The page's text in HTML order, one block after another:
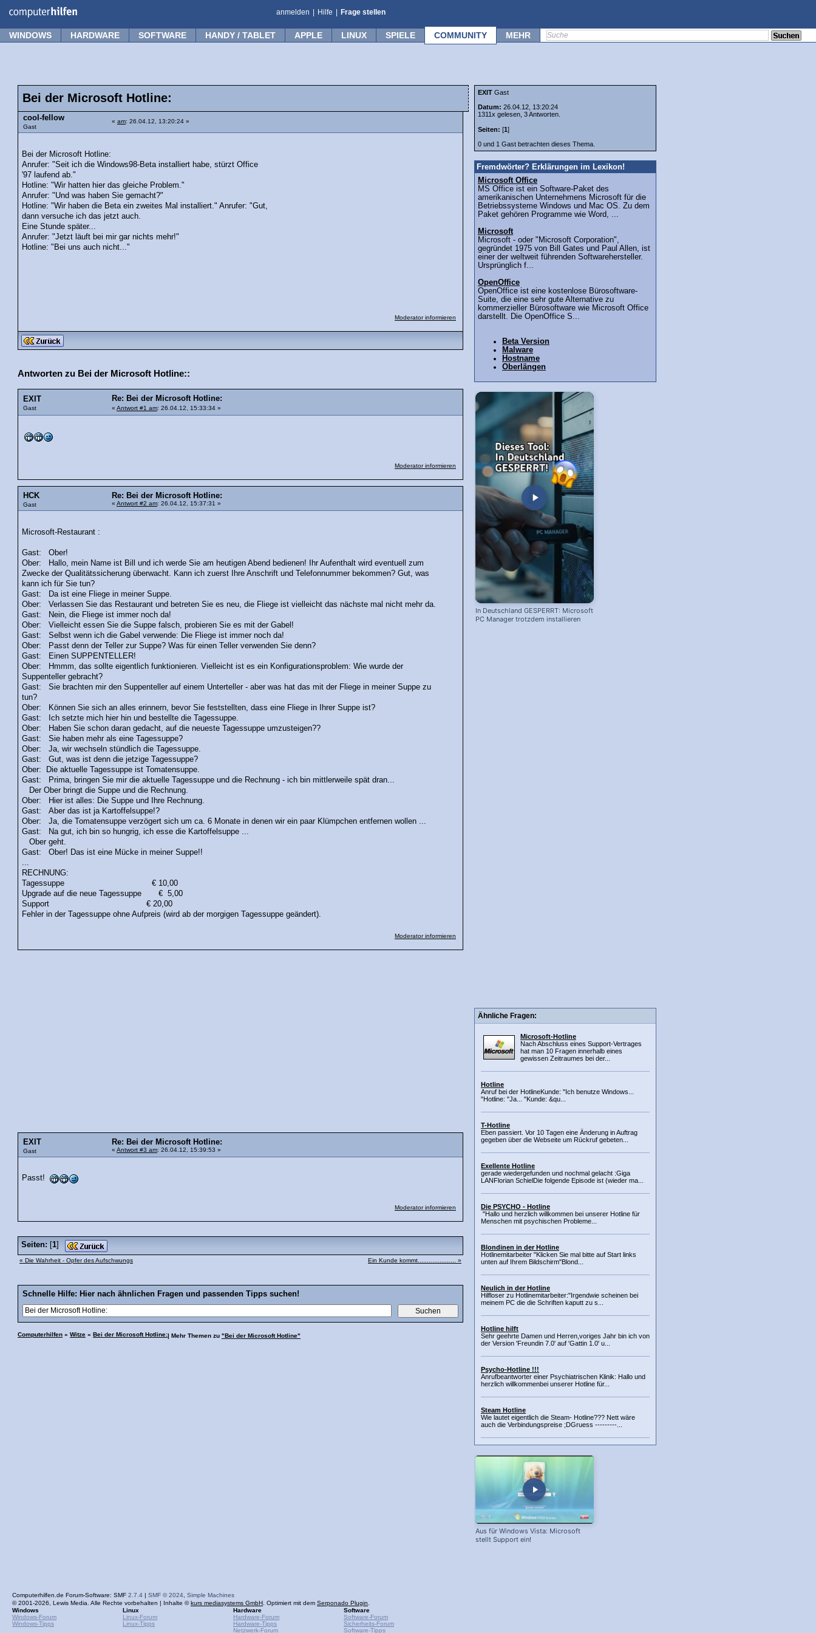
anmelden Hilfe Frage stellen
WINDOWS HARDWARE SOFTWARE HANDY / TABLET APPLE LINUX SPIELE COMMUNITY MEHR
Bei der Microsoft Hotline:
cool-fellow
Gast
« am: 26.04.12, 13:20:24 »
Bei der Microsoft Hotline:
Anrufer: "Seit ich die Windows98-Beta installiert habe, stürzt Office
'97 laufend ab."
Hotline: "Wir hatten hier das gleiche Problem."
Anrufer: "Und was haben Sie gemacht?"
Hotline: "Wir haben die Beta ein zweites Mal installiert." Anrufer: "Gut,
dann versuche ich das jetzt auch.
Eine Stunde später...
Anrufer: "Jetzt läuft bei mir gar nichts mehr!"
Hotline: "Bei uns auch nicht..."
Moderator informieren
Antworten zu Bei der Microsoft Hotline::
EXIT
Gast
Re: Bei der Microsoft Hotline:
« Antwort #1 am: 26.04.12, 15:33:34 »
Moderator informieren
HCK
Gast
Re: Bei der Microsoft Hotline:
« Antwort #2 am: 26.04.12, 15:37:31 »
Microsoft-Restaurant :
Gast: Ober!
Ober: Hallo, mein Name ist Bill und ich werde Sie am heutigen Abend bedienen! Ihr Aufenthalt wird eventuell zum
Zwecke der Qualitätssicherung überwacht. Kann ich zuerst Ihre Anschrift und Telefonnummer bekommen? Gut, was
kann ich für Sie tun?
Gast: Da ist eine Fliege in meiner Suppe.
Ober: Verlassen Sie das Restaurant und betreten Sie es neu, die Fliege ist vielleicht das nächste mal nicht mehr da.
Gast: Nein, die Fliege ist immer noch da!
Ober: Vielleicht essen Sie die Suppe falsch, probieren Sie es mit der Gabel!
Gast: Selbst wenn ich die Gabel verwende: Die Fliege ist immer noch da!
Ober: Passt denn der Teller zur Suppe? Was für einen Teller verwenden Sie denn?
Gast: Einen SUPPENTELLER!
Ober: Hmmm, das sollte eigentlich funktionieren. Vielleicht ist es ein Konfigurationsproblem: Wie wurde der
Suppenteller gebracht?
Gast: Sie brachten mir den Suppenteller auf einem Unterteller - aber was hat das mit der Fliege in meiner Suppe zu
tun?
Ober: Können Sie sich an alles erinnern, bevor Sie feststellten, dass eine Fliege in Ihrer Suppe ist?
Gast: Ich setzte mich hier hin und bestellte die Tagessuppe.
Ober: Haben Sie schon daran gedacht, auf die neueste Tagessuppe umzusteigen??
Gast: Sie haben mehr als eine Tagessuppe?
Ober: Ja, wir wechseln stündlich die Tagessuppe.
Gast: Gut, was ist denn die jetzige Tagessuppe?
Ober: Die aktuelle Tagessuppe ist Tomatensuppe.
Gast: Prima, bringen Sie mir die aktuelle Tagessuppe und die Rechnung - ich bin mittlerweile spät dran...
Der Ober bringt die Suppe und die Rechnung.
Ober: Hier ist alles: Die Suppe und Ihre Rechnung.
Gast: Aber das ist ja Kartoffelsuppe!?
Ober: Ja, die Tomatensuppe verzögert sich um ca. 6 Monate in denen wir ein paar Klümpchen entfernen wollen ...
Gast: Na gut, ich bin so hungrig, ich esse die Kartoffelsuppe ...
Ober geht.
Gast: Ober! Das ist eine Mücke in meiner Suppe!!
RECHNUNG:
Tagessuppe € 10,00
Upgrade auf die neue Tagessuppe € 5,00
Support € 20,00
Fehler in der Tagessuppe ohne Aufpreis (wird ab der morgigen Tagessuppe geändert).
Moderator informieren
EXIT
Gast
Re: Bei der Microsoft Hotline:
« Antwort #3 am: 26.04.12, 15:39:53 »
Passt!
Moderator informieren
Seiten: [1]
« Die Wahrheit - Opfer des Aufschwungs Ein Kunde kommt..................... »
Schnelle Hilfe: Hier nach ähnlichen Fragen und passenden Tipps suchen!
Computerhilfen » Witze » Bei der Microsoft Hotline:| Mehr Themen zu "Bei der Microsoft Hotline"
EXIT Gast
Datum: 26.04.12, 13:20:24
1311x gelesen, 3 Antworten.
Seiten: [1]
0 und 1 Gast betrachten dieses Thema.
Fremdwörter? Erklärungen im Lexikon!
Microsoft Office
MS Office ist ein Software-Paket des
amerikanischen Unternehmens Microsoft für die
Betriebssysteme Windows und Mac OS. Zu dem
Paket gehören Programme wie Word, ...
Microsoft
Microsoft - oder "Microsoft Corporation",
gegründet 1975 von Bill Gates und Paul Allen, ist
einer der weltweit führenden Softwarehersteller.
Ursprünglich f...
OpenOffice
OpenOffice ist eine kostenlose Bürosoftware-
Suite, die eine sehr gute Alternative zu
kommerzieller Bürosoftware wie Microsoft Office
darstellt. Die OpenOffice S...
Beta Version
Malware
Hostname
Oberlängen
In Deutschland GESPERRT: Microsoft
PC Manager trotzdem installieren
Ähnliche Fragen:
Microsoft-Hotline
Nach Abschluss eines Support-Vertrages
hat man 10 Fragen innerhalb eines
gewissen Zeitraumes bei der...
Hotline
Anruf bei der HotlineKunde: "Ich benutze Windows...
"Hotline: "Ja... "Kunde: &qu...
T-Hotline
Eben passiert. Vor 10 Tagen eine Änderung in Auftrag
gegeben über die Webseite um Rückruf gebeten...
Exellente Hotline
gerade wiedergefunden und nochmal gelacht :Giga
LANFlorian SchielDie folgende Episode ist (wieder ma...
Die PSYCHO - Hotline
"Hallo und herzlich willkommen bei unserer Hotline für
Menschen mit psychischen Probleme...
Blondinen in der Hotline
Hotlinemitarbeiter "Klicken Sie mal bitte auf Start links
unten auf Ihrem Bildschirm"Blond...
Neulich in der Hotline
Hilfloser zu Hotlinemitarbeiter:"Irgendwie scheinen bei
meinem PC die die Schriften kaputt zu s...
Hotline hilft
Sehr geehrte Damen und Herren,voriges Jahr bin ich von
der Version 'Freundin 7.0' auf 'Gattin 1.0' u...
Psycho-Hotline !!!
Anrufbeantworter einer Psychiatrischen Klinik: Hallo und
herzlich willkommenbei unserer Hotline für...
Steam Hotline
Wie lautet eigentlich die Steam- Hotline??? Nett wäre
auch die Verbindungspreise ;DGruess ---------...
Aus für Windows Vista: Microsoft
stellt Support ein!
Computerhilfen.de Forum-Software: SMF 2.7.4 | SMF © 2024 Simple Machines
© 2001-2026, Lewis Media. Alle Rechte vorbehalten | Inhalte ©kurs mediasystems GmbH . Optimiert mit dem Serponado Plugin
Windows
Windows-Forum
Windows-Tipps
Linux
Linux-Forum
Linux-Tipps
Hardware
Hardware-Forum
Hardware-Tipps
Netzwerk-Forum
Software
Software-Forum
Sicherheits-Forum
Software-Tipps